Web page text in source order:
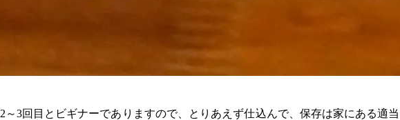
3回目とビギナーでありますので、とりあえず仕込んで、保存は家にある適